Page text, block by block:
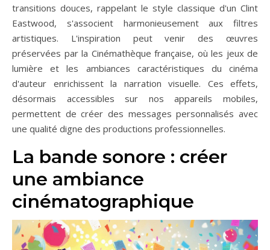
transitions douces, rappelant le style classique d'un Clint
Eastwood, s'associent harmonieusement aux filtres
artistiques. L'inspiration peut venir des œuvres
préservées par la Cinémathèque française, où les jeux de
lumière et les ambiances caractéristiques du cinéma
d'auteur enrichissent la narration visuelle. Ces effets,
désormais accessibles sur nos appareils mobiles,
permettent de créer des messages personnalisés avec
une qualité digne des productions professionnelles.
La bande sonore : créer
une ambiance
cinématographique